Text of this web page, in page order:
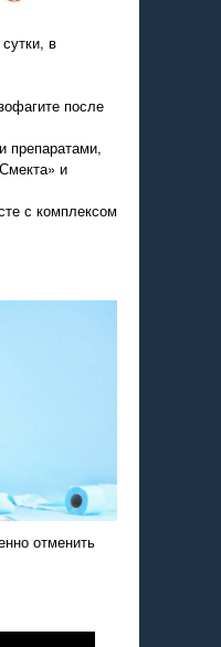
в
после
препаратами,
и
с комплексом
отменить